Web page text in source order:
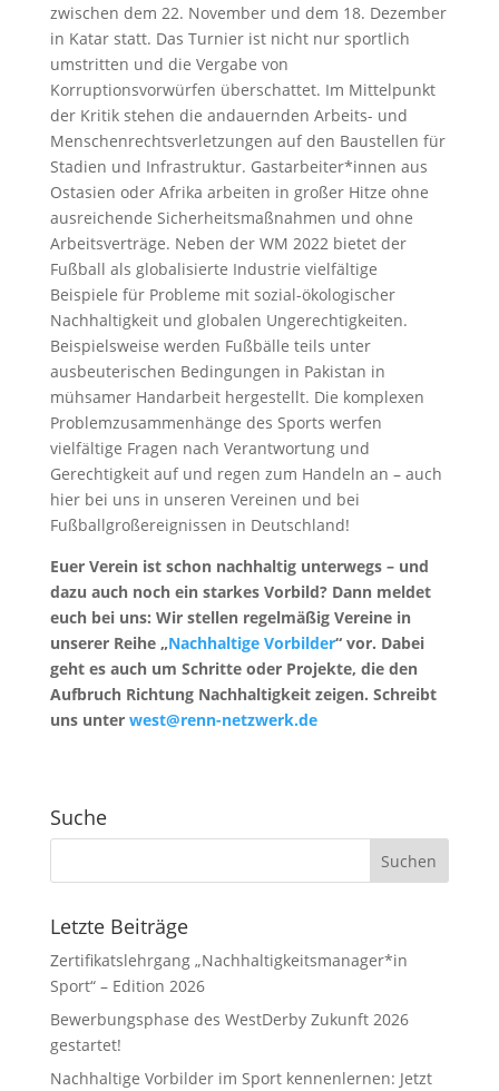
zwischen dem 22. November und dem 18. Dezember
in Katar statt. Das Turnier ist nicht nur sportlich
umstritten und die Vergabe von
Korruptionsvorwürfen überschattet. Im Mittelpunkt
der Kritik stehen die andauernden Arbeits- und
Menschenrechtsverletzungen auf den Baustellen für
Stadien und Infrastruktur. Gastarbeiter*innen aus
Ostasien oder Afrika arbeiten in großer Hitze ohne
ausreichende Sicherheitsmaßnahmen und ohne
Arbeitsverträge. Neben der WM 2022 bietet der
Fußball als globalisierte Industrie vielfältige
Beispiele für Probleme mit sozial-ökologischer
Nachhaltigkeit und globalen Ungerechtigkeiten.
Beispielsweise werden Fußbälle teils unter
ausbeuterischen Bedingungen in Pakistan in
mühsamer Handarbeit hergestellt. Die komplexen
Problemzusammenhänge des Sports werfen
vielfältige Fragen nach Verantwortung und
Gerechtigkeit auf und regen zum Handeln an – auch
hier bei uns in unseren Vereinen und bei
Fußballgroßereignissen in Deutschland!
Euer Verein ist schon nachhaltig unterwegs – und
dazu auch noch ein starkes Vorbild? Dann meldet
euch bei uns: Wir stellen regelmäßig Vereine in
unserer Reihe „Nachhaltige Vorbilder“ vor. Dabei
geht es auch um Schritte oder Projekte, die den
Aufbruch Richtung Nachhaltigkeit zeigen. Schreibt
uns unter west@renn-netzwerk.de
Suche
Letzte Beiträge
Zertifikatslehrgang „Nachhaltigkeitsmanager*in
Sport“ – Edition 2026
Bewerbungsphase des WestDerby Zukunft 2026
gestartet!
Nachhaltige Vorbilder im Sport kennenlernen: Jetzt